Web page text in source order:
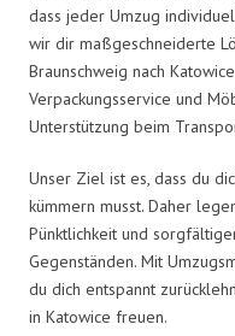
dass jeder Umzug
wir dir maßgeschneiderte
Braunschweig nach
Verpackungsservice und
Unterstützung beim
Unser Ziel ist es, dass du
kümmern musst. Daher
Pünktlichkeit und
Gegenständen. Mit
du dich entspannt
in Katowice freuen.